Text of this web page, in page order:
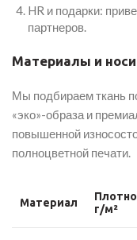
HR и подарки:
партнеров.
Материалы и
Мы подбираем ткань
«эко»-образа и
повышенной
полноцветной печати.
Материал
г/м²